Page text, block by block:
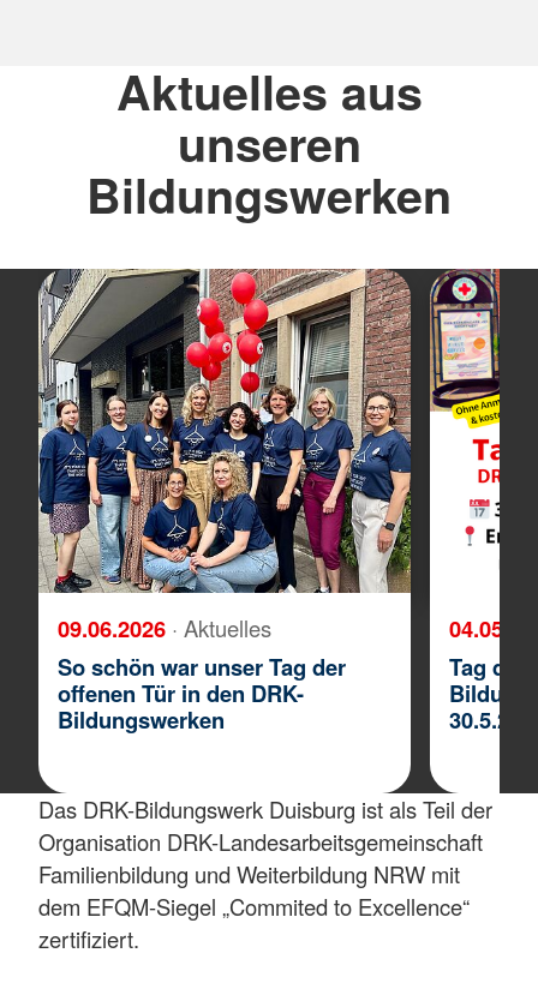
Aktuelles aus
unseren
Bildungswerken
09.06.2026 · Aktuelles
So schön war unser Tag der
offenen Tür in den DRK-
Bildungswerken
Tag der
30.5.26
Das DRK-Bildungswerk Duisburg ist als Teil der
Organisation DRK-Landesarbeitsgemeinschaft
Familienbildung und Weiterbildung NRW mit
dem EFQM-Siegel „Commited to Excellence“
zertifiziert.